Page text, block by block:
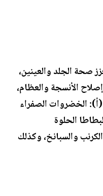
صحة الجلد والعينين،
الأنسجة والعظام،
الخضروات الصفراء
الحلوة
والسبانخ، وكذلك